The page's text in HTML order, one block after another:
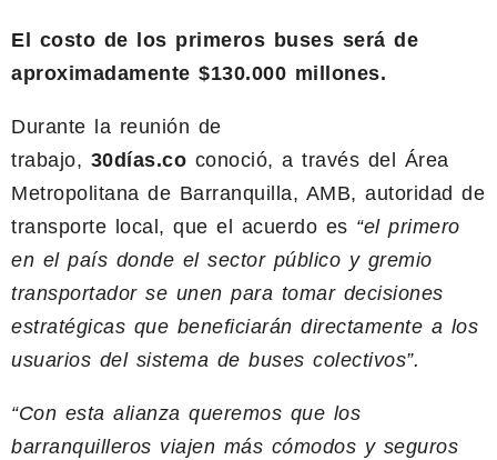
El costo de los primeros buses será de
aproximadamente $130.000 millones.
Durante la reunión de
trabajo, 30días.co conoció, a través del Área
Metropolitana de Barranquilla, AMB, autoridad de
transporte local, que el acuerdo es “el primero
en el país donde el sector público y gremio
transportador se unen para tomar decisiones
estratégicas que beneficiarán directamente a los
usuarios del sistema de buses colectivos”.
“Con esta alianza queremos que los
barranquilleros viajen más cómodos y seguros